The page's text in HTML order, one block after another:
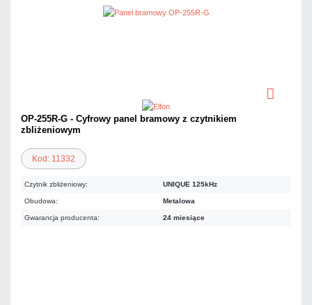
OP-255R-G - Cyfrowy panel bramowy z czytnikiem
zbliżeniowym
Kod: 11332
Czytnik zbliżeniowy: UNIQUE 125kHz
Obudowa: Metalowa
Gwarancja producenta: 24 miesiące